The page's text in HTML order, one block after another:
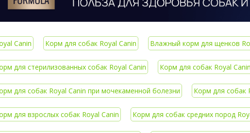
Canin Корм для собак Royal Canin Влажный корм для щенков
для стерилизованных собак Royal Canin Корм для собак Royal
для собак Royal Canin при мочекаменной болезни Корм для собак
для взрослых собак Royal Canin Корм для собак средних пород